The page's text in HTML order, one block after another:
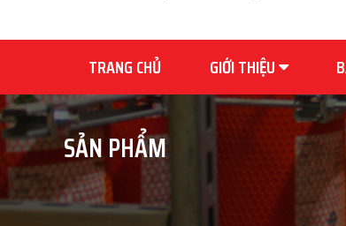
TRANG CHỦ GIỚI THIỆU
SẢN PHẨM